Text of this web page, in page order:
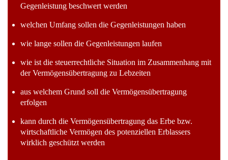
Gegenleistung beschwert werden
welchen Umfang sollen die Gegenleistungen haben
wie lange sollen die Gegenleistungen laufen
wie ist die steuerrechtliche Situation im Zusammenhang mit
der Vermögensübertragung zu Lebzeiten
aus welchem Grund soll die Vermögensübertragung
erfolgen
kann durch die Vermögensübertragung das Erbe bzw.
wirtschaftliche Vermögen des potenziellen Erblassers
wirklich geschützt werden